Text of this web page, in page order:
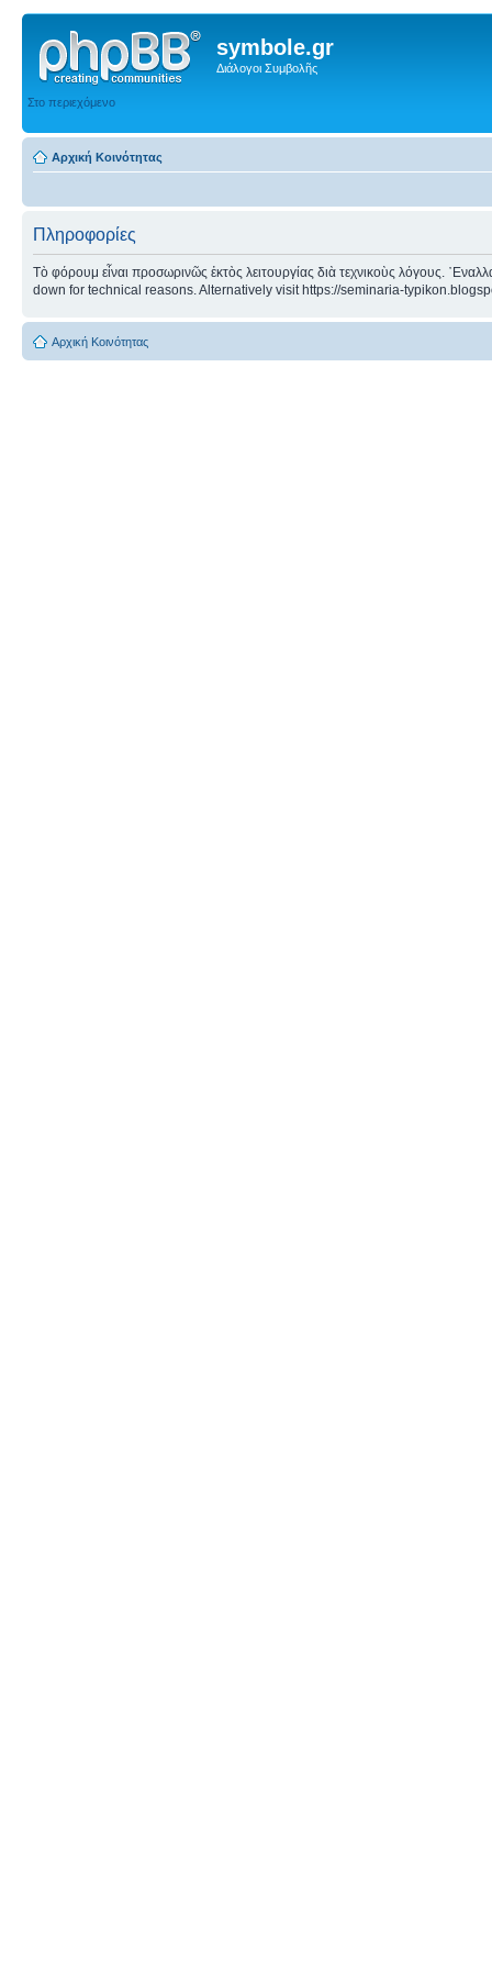
symbole.gr
Διάλογοι Συμβολῆς
Στο περιεχόμενο
Αρχική Κοινότητας
Πληροφορίες
Τὸ φόρουμ εἶναι προσωρινῶς ἐκτὸς λειτουργίας διὰ τεχνικοὺς λόγους.
down for technical reasons. Alternatively visit https://seminaria-
Αρχική Κοινότητας